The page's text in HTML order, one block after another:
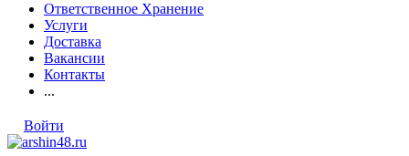
Ответственное Хранение
Услуги
Доставка
Вакансии
Контакты
...
Войти